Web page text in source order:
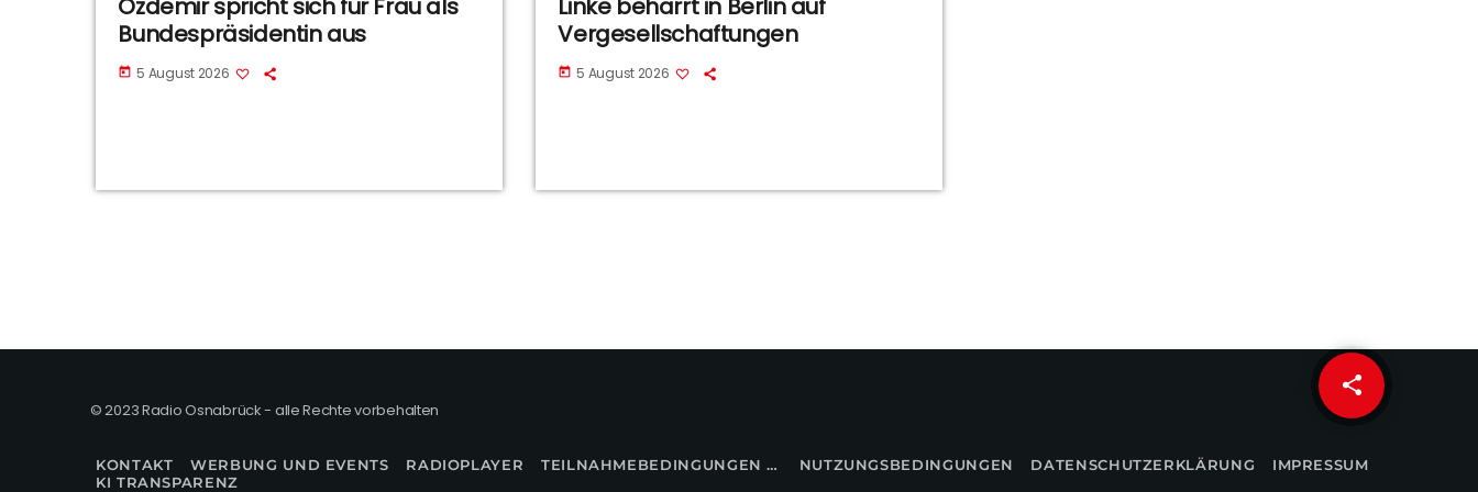
share
email
Özdemir spricht sich für Frau als
Bundespräsidentin aus
today 5 August 2026
Linke beharrt in Berlin auf
Vergesellschaftungen
today 5 August 2026
© 2023 Radio Osnabrück - alle Rechte vorbehalten
KONTAKT WERBUNG UND EVENTS RADIOPLAYER TEILNAHMEBEDINGUNGEN FÜR GEWINNSPIELE NUTZUNGSBEDINGUNGEN DATENSCHUTZERKLÄRUNG
IMPRESSUM
KI TRANSPARENZ